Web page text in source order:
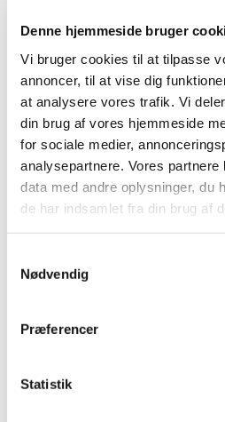
Denne hjemmeside bruger
Vi bruger cookies til at tilpasse
annoncer, til at vise dig
at analysere vores trafik. Vi
din brug af vores hjemmeside
for sociale medier,
analysepartnere. Vores
data med andre oplysninger, du
de har indsamlet fra din brug af
Nødvendig
Præferencer
Statistik
2018 (150)
2017 (167)
2016 (167)
2015 (33)
2014 (44)
2013 (49)
2012 (44)
2011 (13)
november (1)
september (2)
juli (1)
maj (2)